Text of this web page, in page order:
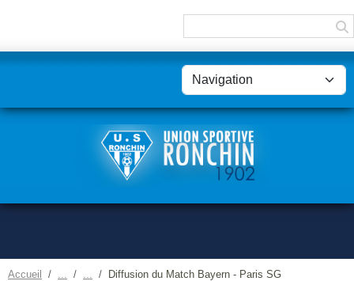
Accueil Diffusion du Match Bayern - Paris SG